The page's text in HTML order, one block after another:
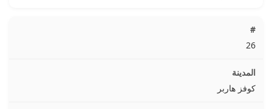
26
كوفز هاربر